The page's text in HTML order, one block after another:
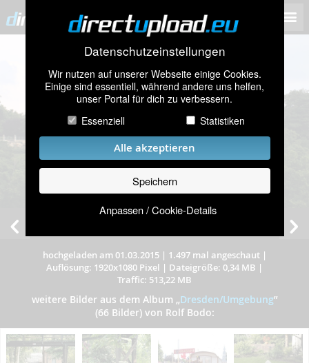
Datenschutzeinstellungen
Wir nutzen auf unserer Webseite einige Cookies.
Einige sind essentiell, während andere uns helfen,
unser Portal für dich zu verbessern.
Essenziell
Statistiken
Alle akzeptieren
Speichern
Anpassen / Cookie-Details
hochgeladen am 01.03.2015| 1.497 mal angeschaut|
Auflösung: 1920x1080 Pixel | Dateigröße: 0,34 MB |
Traffic: 513,22 MB
weitere Bilder aus dem Album „Dresden/Umgebung”
(66 Bilder) von Rolf Bodo: